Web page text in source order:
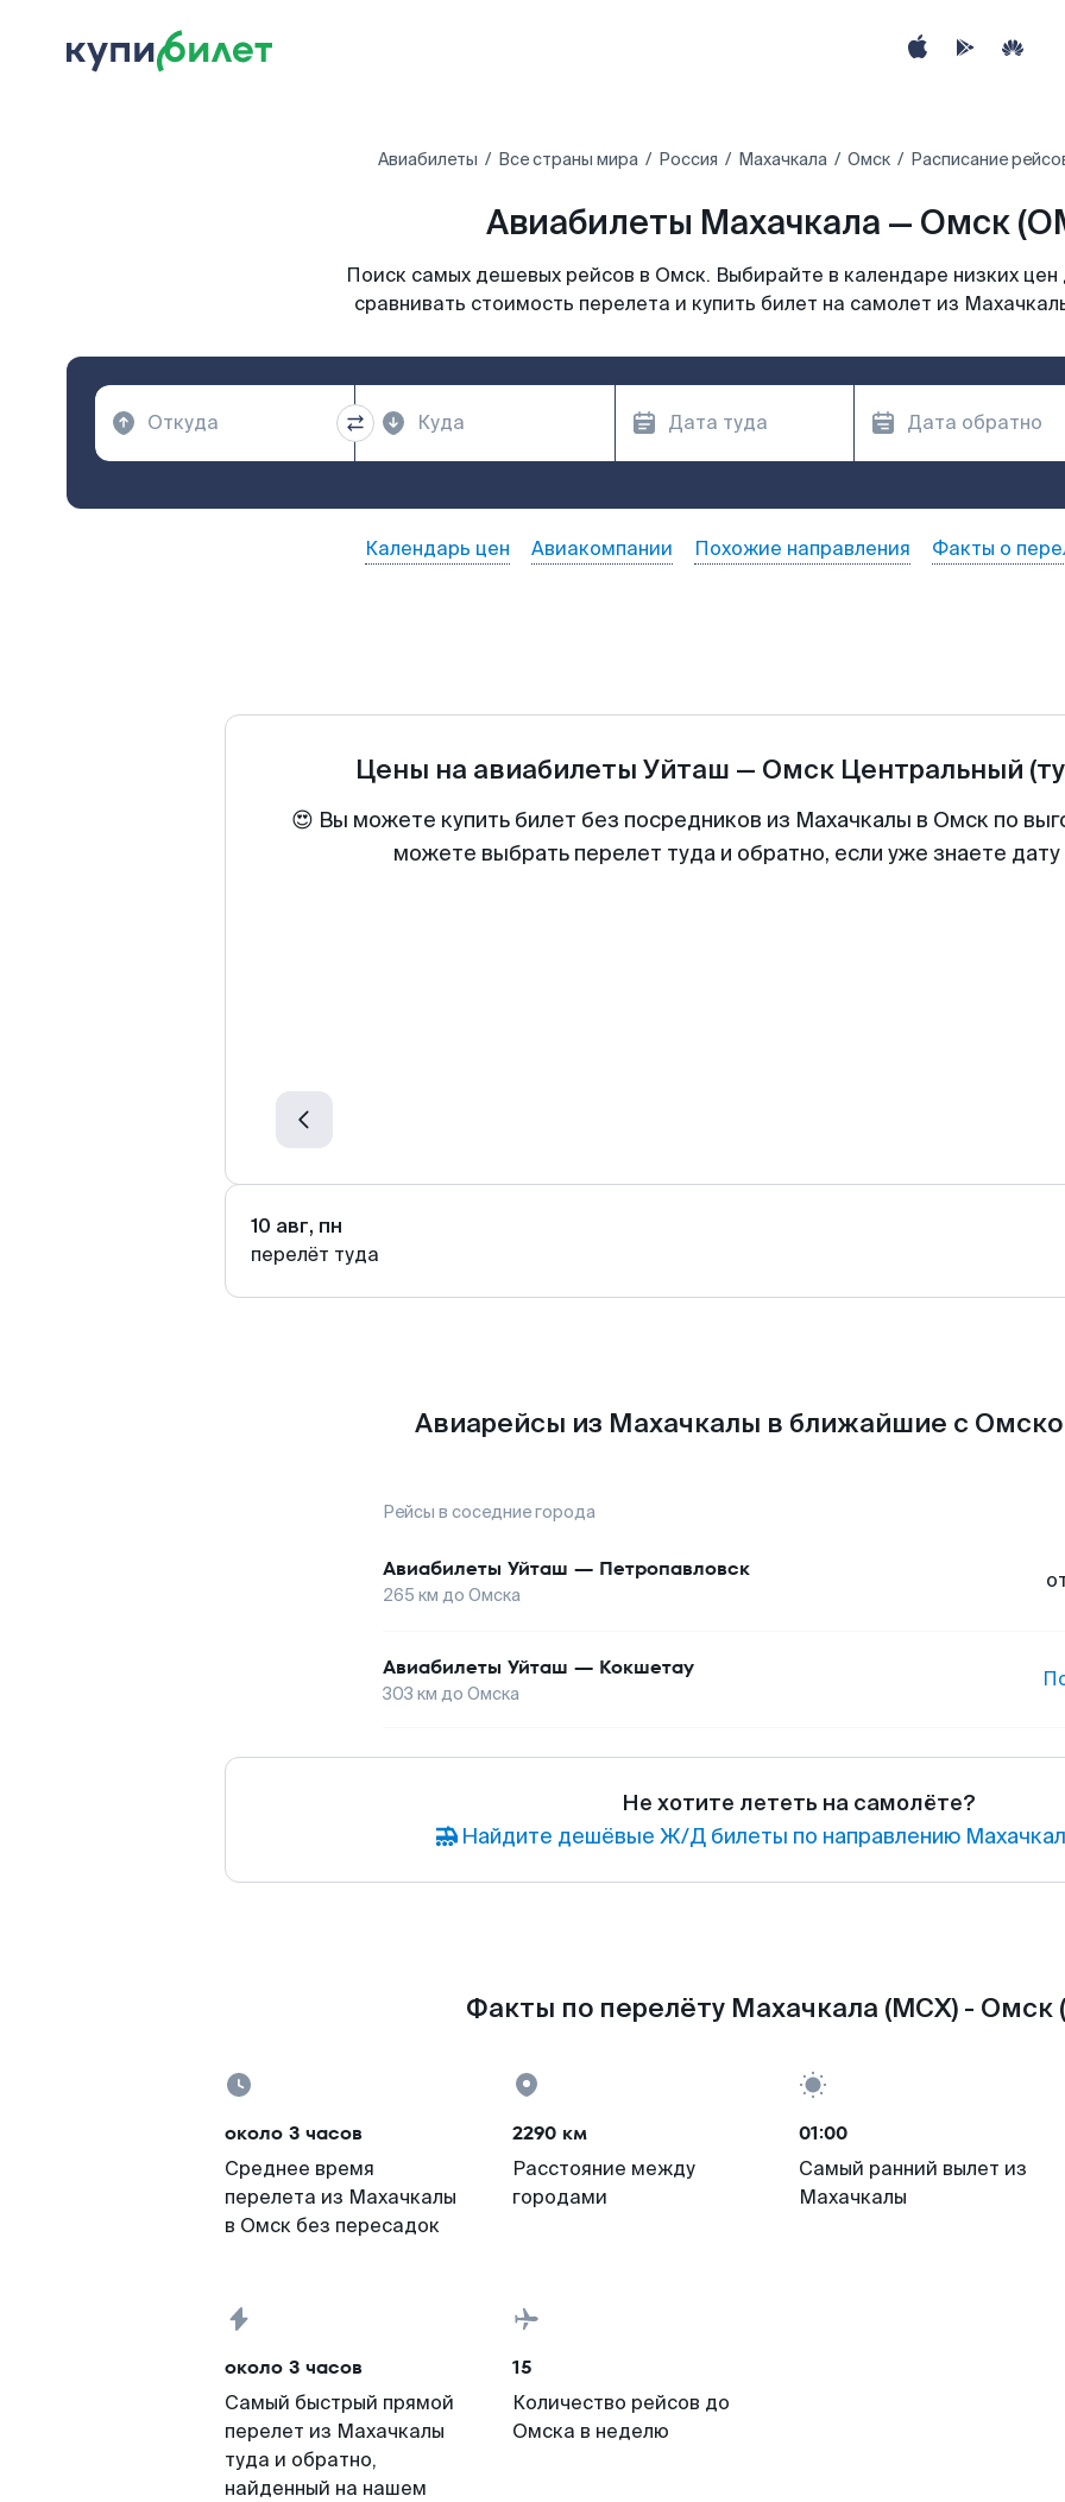
Авиабилеты Все страны мира Россия Махачкала Омск Расписание
Авиабилеты Махачкала — Омск
Поиск самых дешевых рейсов в Омск. Выбирайте в календаре низких цен
сравнивать стоимость перелета и купить билет на самолет из
Календарь цен Авиакомпании Похожие направления Факты о
Цены на авиабилеты Уйташ — Омск Центральный
😍 Вы можете купить билет без посредников из Махачкалы в Омск по
можете выбрать перелет туда и обратно, если уже знаете
10 авг, пн
перелёт туда
Авиарейсы из Махачкалы в ближайшие с
Рейсы в соседние города
Авиабилеты Уйташ — Петропавловск
265 км до Омска
Авиабилеты Уйташ — Кокшетау
303 км до Омска
Не хотите лететь на самолёте?
Найдите дешёвые Ж/Д билеты по направлению
Факты по перелёту Махачкала (MCX) - Омск
около 3 часов
Среднее время
перелета из Махачкалы
в Омск без пересадок
2290 км
Расстояние между
городами
01:00
Самый ранний вылет из
Махачкалы
около 3 часов
Самый быстрый прямой
перелет из Махачкалы
туда и обратно,
найденный на нашем
15
Количество рейсов до
Омска в неделю